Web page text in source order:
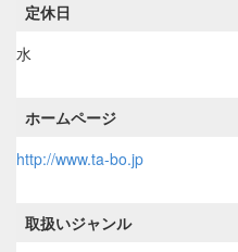
定休日
水
ホームページ
http://www.ta-bo.jp
取扱いジャンル